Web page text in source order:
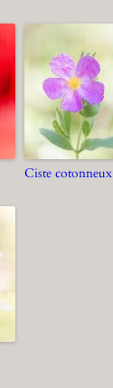
Ciste cotonneux